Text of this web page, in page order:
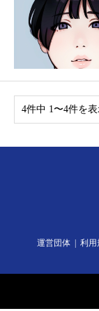
4件中 1〜4件を
運営団体 利用